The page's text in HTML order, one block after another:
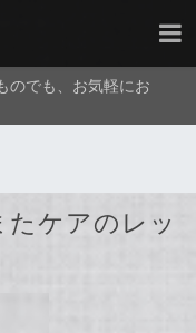
のでも、お気軽にお
ケアのレッ